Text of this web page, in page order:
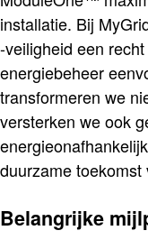
installatie. Bij
-veiligheid een
energiebeheer
transformeren we
versterken we ook
duurzame toekomst
Belangrijke